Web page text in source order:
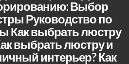
Выбор
Руководство по
Как выбрать люстру
выбрать люстру и
интерьер? Как